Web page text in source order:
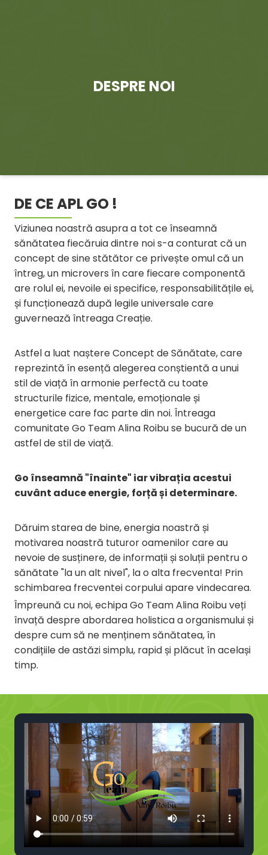
DESPRE NOI
DE CE APL GO !
Viziunea noastră asupra a tot ce înseamnă
sănătatea fiecăruia dintre noi s-a conturat că un
concept de sine stătător ce privește omul că un
întreg, un microvers în care fiecare componentă
are rolul ei, nevoile ei specifice, responsabilitățile ei,
și funcționează după legile universale care
guvernează întreaga Creație.
Astfel a luat naștere Concept de Sănătate, care
reprezintă în esență alegerea conștientă a unui
stil de viață în armonie perfectă cu toate
structurile fizice, mentale, emoționale și
energetice care fac parte din noi. Întreaga
comunitate Go Team Alina Roibu se bucură de un
astfel de stil de viață.
Go înseamnă "înainte" iar vibrația acestui
cuvânt aduce energie, forță și determinare.
Dăruim starea de bine, energia noastră și
motivarea noastră tuturor oamenilor care au
nevoie de susținere, de informații și soluții pentru o
sănătate "la un alt nivel", la o alta frecventa! Prin
schimbarea frecventei corpului apare vindecarea.
Împreună cu noi, echipa Go Team Alina Roibu veți
învață despre abordarea holistica a organismului și
despre cum să ne menținem sănătatea, în
condițiile de astăzi simplu, rapid și plăcut în același
timp.